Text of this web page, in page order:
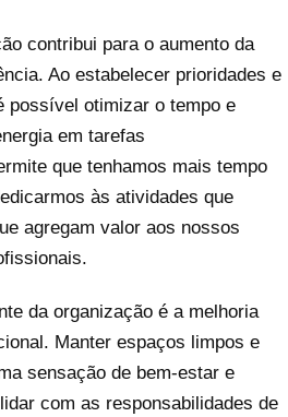
contribui para o aumento da
Ao estabelecer prioridades e
possível otimizar o tempo e
em tarefas
que tenhamos mais tempo
às atividades que
agregam valor aos nossos
da organização é a melhoria
Manter espaços limpos e
sensação de bem-estar e
com as responsabilidades de